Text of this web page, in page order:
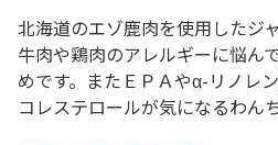
北海道のエゾ鹿肉を使用したジ
牛肉や鶏肉のアレルギーに悩ん
めです。またＥＰＡやα-リノレ
コレステロールが気になるわん